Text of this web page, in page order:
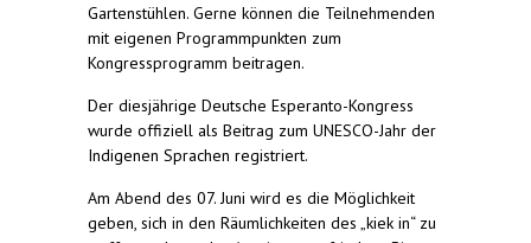
Gartenstühlen. Gerne können die Teilnehmenden
mit eigenen Programmpunkten zum
Kongressprogramm beitragen.
Der diesjährige Deutsche Esperanto-Kongress
wurde offiziell als Beitrag zum UNESCO-Jahr der
Indigenen Sprachen registriert.
Am Abend des 07. Juni wird es die Möglichkeit
geben, sich in den Räumlichkeiten des „kiek in“ zu